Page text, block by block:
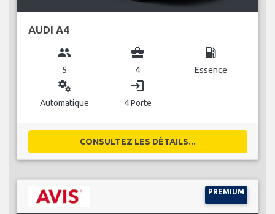
AUDI A4
group
5
business_center
4
local_gas_station
Essence
miscellaneous_services
Automatique
login
4 Porte
CONSULTEZ LES DÉTAILS...
PREMIUM